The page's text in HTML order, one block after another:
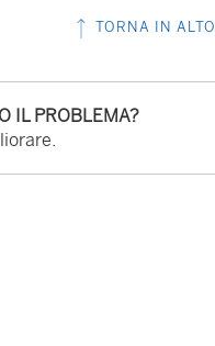
TORNA IN ALTO
IL PROBLEMA?